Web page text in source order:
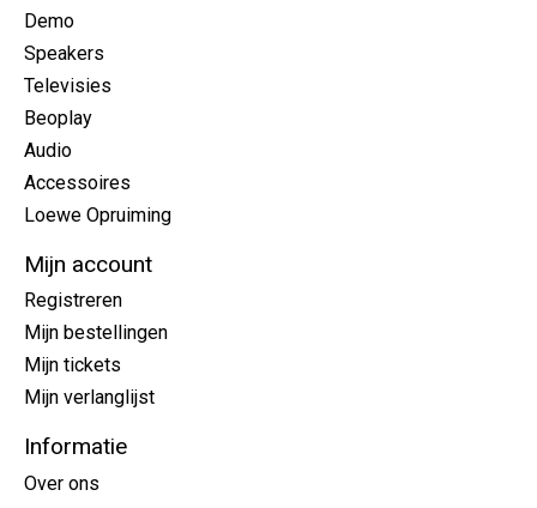
Demo
Speakers
Televisies
Beoplay
Audio
Accessoires
Loewe Opruiming
Mijn account
Registreren
Mijn bestellingen
Mijn tickets
Mijn verlanglijst
Informatie
Over ons